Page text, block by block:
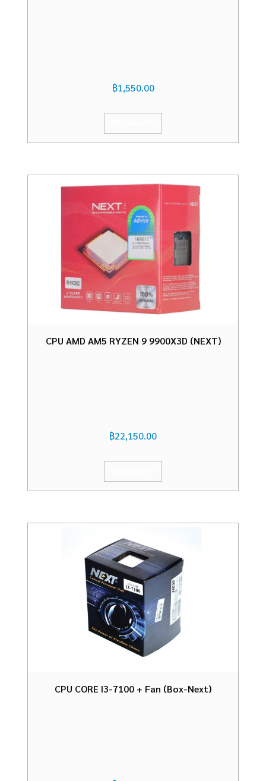
฿1,550.00
CPU AMD AM5 RYZEN 9 9900X3D (NEXT)
฿22,150.00
CPU CORE I3-7100 + Fan (Box-Next)